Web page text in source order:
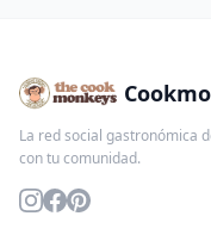
La red social gastronómica
con tu comunidad.